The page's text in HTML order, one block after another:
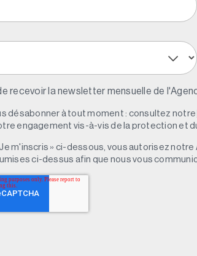
recevoir la newsletter mensuelle de
désabonner à tout moment : consultez notre
engagement vis-à-vis de la protection et
Je m'inscris » ci-dessous, vous autorisez
ci-dessus afin que nous vous